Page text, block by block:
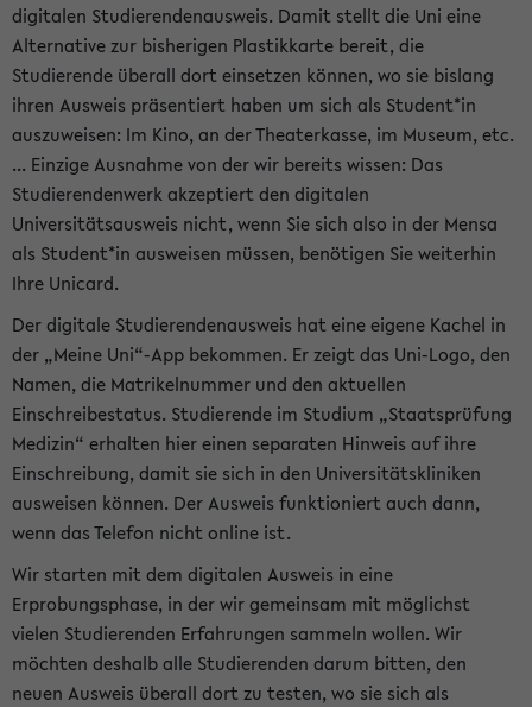
digitalen Studierendenausweis. Damit stellt die Uni eine
Alternative zur bisherigen Plastikkarte bereit, die
Studierende überall dort einsetzen können, wo sie bislang
ihren Ausweis präsentiert haben um sich als Student*in
auszuweisen: Im Kino, an der Theaterkasse, im Museum, etc.
... Einzige Ausnahme von der wir bereits wissen: Das
Studierendenwerk akzeptiert den digitalen
Universitätsausweis nicht, wenn Sie sich also in der Mensa
als Student*in ausweisen müssen, benötigen Sie weiterhin
Ihre Unicard.
Der digitale Studierendenausweis hat eine eigene Kachel in
der „Meine Uni“-App bekommen. Er zeigt das Uni-Logo, den
Namen, die Matrikelnummer und den aktuellen
Einschreibestatus. Studierende im Studium „Staatsprüfung
Medizin“ erhalten hier einen separaten Hinweis auf ihre
Einschreibung, damit sie sich in den Universitätskliniken
ausweisen können. Der Ausweis funktioniert auch dann,
wenn das Telefon nicht online ist.
Wir starten mit dem digitalen Ausweis in eine
Erprobungsphase, in der wir gemeinsam mit möglichst
vielen Studierenden Erfahrungen sammeln wollen. Wir
möchten deshalb alle Studierenden darum bitten, den
neuen Ausweis überall dort zu testen, wo sie sich als